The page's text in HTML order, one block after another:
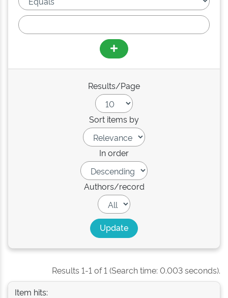
Results/Page
Sort items by
In order
Authors/record
Results 1-1 of 1 (Search time: 0.003 seconds).
Item hits: